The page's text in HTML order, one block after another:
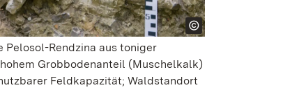
Pelosol-Rendzina aus toniger
Grobbodenanteil (Muschelkalk)
Feldkapazität; Waldstandort